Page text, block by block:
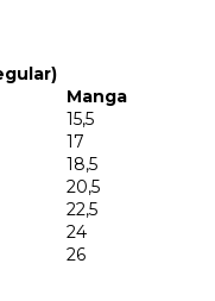
Manga
15,5
17
18,5
20,5
22,5
24
26